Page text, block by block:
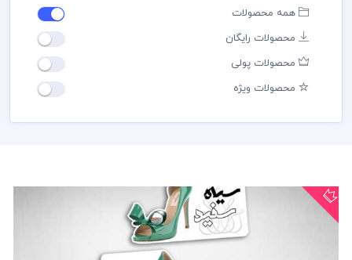
همه محصولات
محصولات رایگان
محصولات پولی
محصولات ویژه